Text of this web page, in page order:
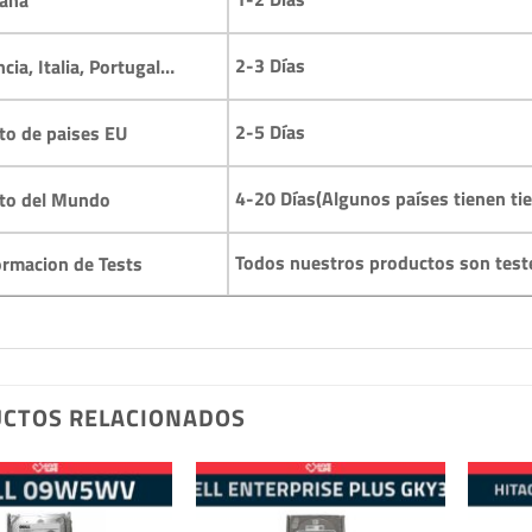
Italia, Portugal… 2-3 Días
de paises EU 2-5 Días
del Mundo 4-20 Días(Algunos países tienen
de Tests Todos nuestros productos son
RELACIONADOS